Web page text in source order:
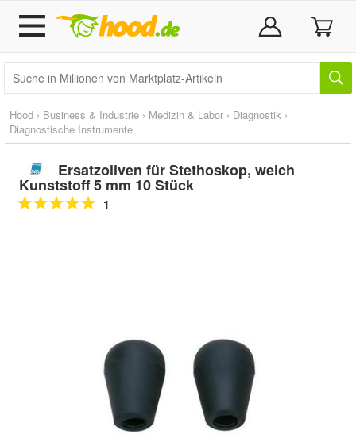
Hood › Business & Industrie › Medizin & Labor › Diagnostik ›
Diagnostische Instrumente
Ersatzoliven für Stethoskop, weich
Kunststoff 5 mm 10 Stück
1